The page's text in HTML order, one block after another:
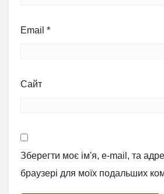
Email *
Сайт
Зберегти моє ім'я, e-mail, та
браузері для моїх подальших